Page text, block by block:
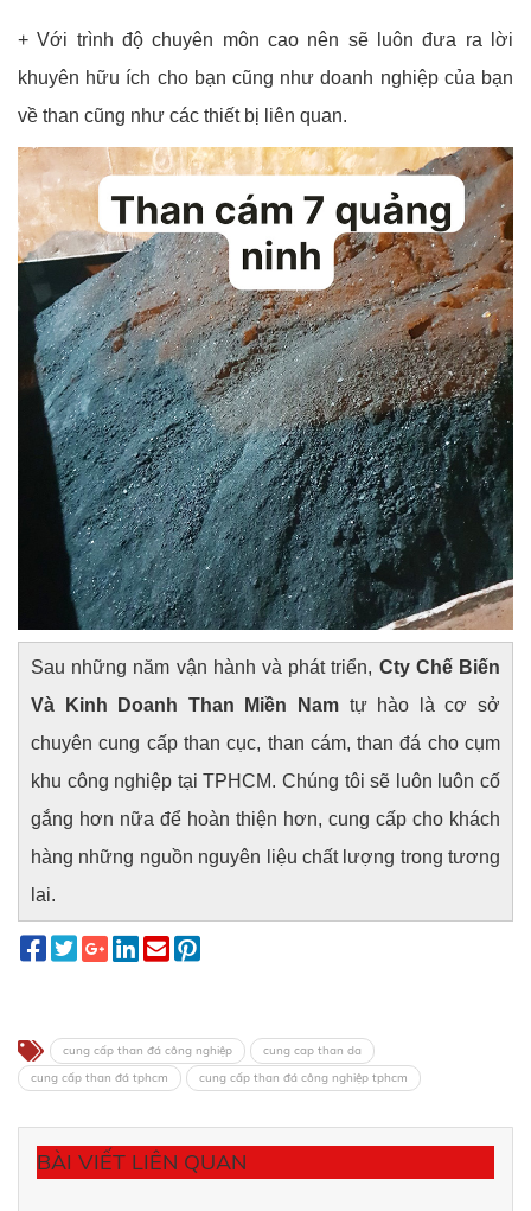
+ Với trình độ chuyên môn cao nên sẽ luôn đưa ra lời
khuyên hữu ích cho bạn cũng như doanh nghiệp của bạn
về than cũng như các thiết bị liên quan.
Sau những năm vận hành và phát triển, Cty Chế Biến
Và Kinh Doanh Than Miền Nam tự hào là cơ sở
chuyên cung cấp than cục, than cám, than đá cho cụm
khu công nghiệp tại TPHCM. Chúng tôi sẽ luôn luôn cố
gắng hơn nữa để hoàn thiện hơn, cung cấp cho khách
hàng những nguồn nguyên liệu chất lượng trong tương
lai.
cung cấp than đá công nghiệp
cung cap than da
cung cấp than đá tphcm
cung cấp than đá công nghiệp tphcm
BÀI VIẾT LIÊN QUAN